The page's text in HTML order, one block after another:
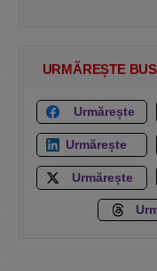
URMĂREȘTE
Urmărește
Urmărește
Urmărește